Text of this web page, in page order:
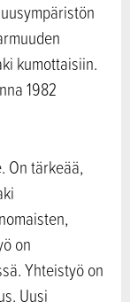
kumottaisiin.
1982
On tärkeää,
on
Yhteistyö on
Uusi